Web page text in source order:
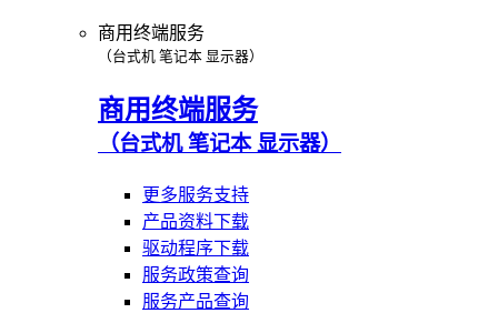
商用终端服务
（台式机 笔记本 显示器）
商用终端服务
（台式机 笔记本 显示器）
更多服务支持
产品资料下载
驱动程序下载
服务政策查询
服务产品查询